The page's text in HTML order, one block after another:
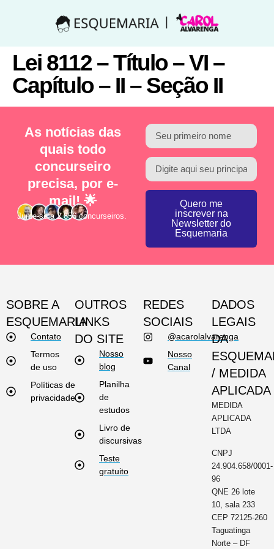
Lei 8112 – Título – VI –
Capítulo – II – Seção II
As notícias das
quais todo
concurseiro
precisa, por e-
mail! 🌟
Junte-se a 2.856 concurseiros.
Quero me
inscrever na
Newsletter do
Esquemaria
SOBRE A
ESQUEMARIA
Contato
Termos
de uso
Políticas de
privacidade
OUTROS
LINKS
DO SITE
Nosso
blog
Planilha
de
estudos
Livro de
discursivas
Teste
gratuito
REDES
SOCIAIS
@acarolalvarenga
Nosso
Canal
DADOS
LEGAIS
DA
/ MEDIDA
APLICADA
MEDIDA
APLICADA
LTDA
CNPJ
24.904.658/0001-
96
QNE 26 lote
10, sala 233
CEP 72125-260
Taguatinga
Norte – DF